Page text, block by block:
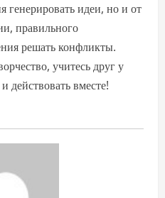
генерировать идеи, но и от
правильного
решать конфликты.
учитесь друг у
действовать вместе!